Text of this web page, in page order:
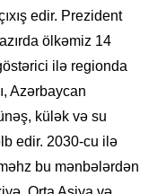
edir. Prezident
ölkəmiz 14
ilə regionda
Azərbaycan
külək və su
edir. 2030-cu ilə
bu mənbələrdən